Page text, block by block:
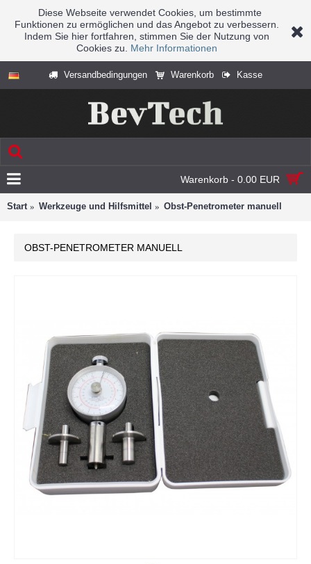
Diese Webseite verwendet Cookies, um bestimmte
Funktionen zu ermöglichen und das Angebot zu verbessern.
Indem Sie hier fortfahren, stimmen Sie der Nutzung von
Cookies zu. Mehr Informationen
Versandbedingungen Warenkorb Kasse
Warenkorb - 0.00 EUR
Start Werkzeuge und Hilfsmittel Obst-Penetrometer manuell
OBST-PENETROMETER MANUELL